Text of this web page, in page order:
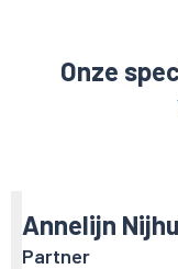
Onze
Annelijn
Partner